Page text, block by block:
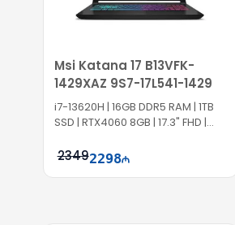
Msi Katana 17 B13VFK-
1429XAZ 9S7-17L541-1429
i7-13620H | 16GB DDR5 RAM | 1TB
SSD | RTX4060 8GB | 17.3" FHD |
23492298